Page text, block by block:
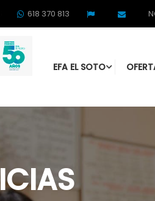
618 370 813
EFA EL SOTO